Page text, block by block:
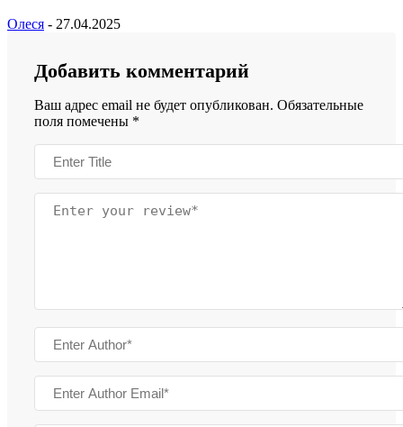
Олеся - 27.04.2025
Добавить комментарий
Ваш адрес email не будет опубликован. Обязательные
поля помечены *